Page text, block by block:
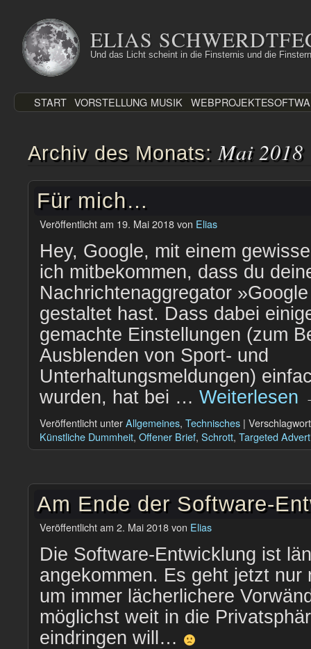
Inhalt
springen
ELIAS
Und das Licht scheint in die Finsternis und die
START VORSTELLUNG MUSIK WEBPROJEKTE
Archiv des Monats: Mai 2018
Für mich…
Veröffentlicht am 19. Mai 2018von Elias
Hey, Google, mit einem
ich mitbekommen, dass du
Nachrichtenaggregator
gestaltet hast. Dass dabei
gemachte Einstellungen (zum
Ausblenden von Sport- und
Unterhaltungsmeldungen)
wurden, hat bei … Weiterlesen
Veröffentlicht unterAllgemeines, Technisches |
Künstliche Dummheit, Offener Brief, Schrott, Targeted
Am Ende der Software-
Veröffentlicht am 2. Mai 2018von Elias
Die Software-Entwicklung ist
angekommen. Es geht jetzt nur
um immer lächerlichere
möglichst weit in die
eindringen will…